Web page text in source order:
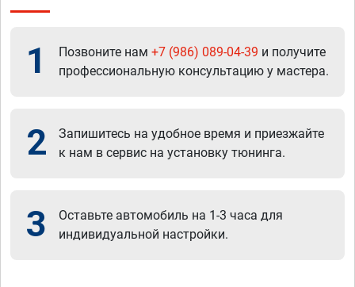
1 Позвоните нам +7 (986) 089-04-39 и получите
профессиональную консультацию у мастера.
2
Запишитесь на удобное время и приезжайте
к нам в сервис на установку тюнинга.
3
Оставьте автомобиль на 1-3 часа для
индивидуальной настройки.